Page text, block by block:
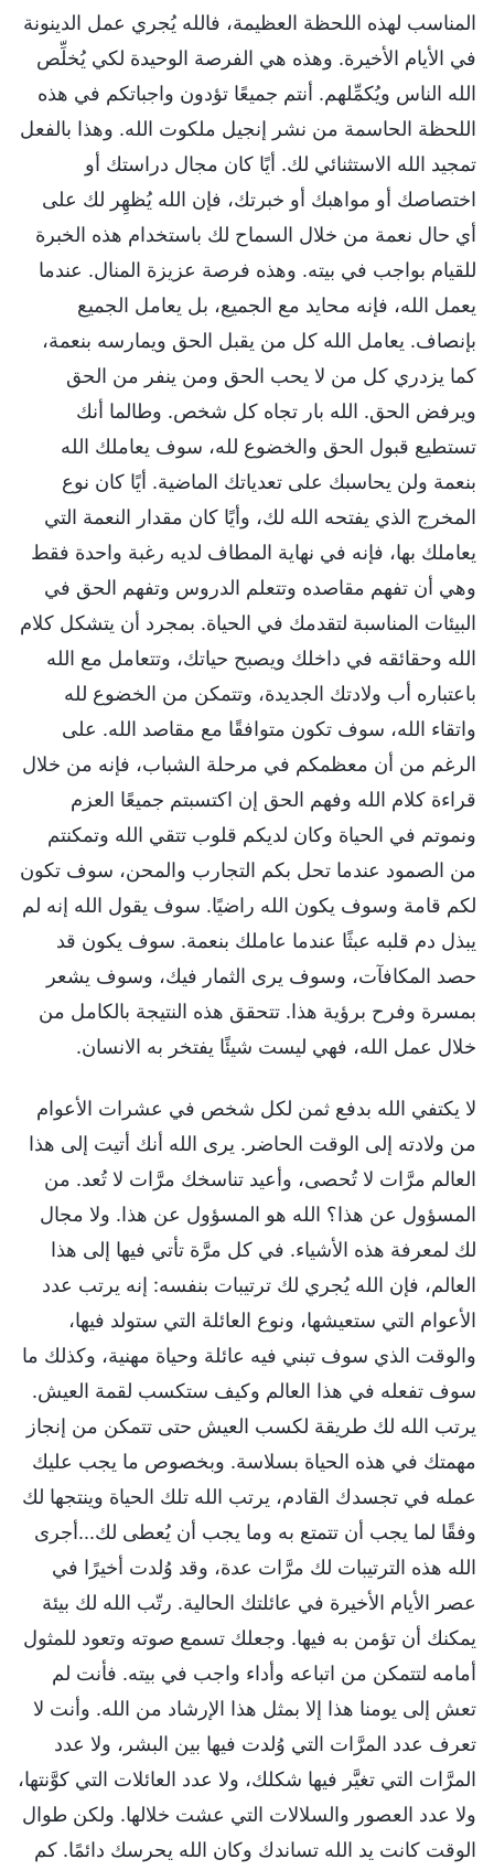
المناسب لهذه اللحظة العظيمة، فالله يُجري عمل الدينونة
في الأيام الأخيرة. وهذه هي الفرصة الوحيدة لكي يُخلِّص
الله الناس ويُكمِّلهم. أنتم جميعًا تؤدون واجباتكم في هذه
اللحظة الحاسمة من نشر إنجيل ملكوت الله. وهذا بالفعل
تمجيد الله الاستثنائي لك. أيًا كان مجال دراستك أو
اختصاصك أو مواهبك أو خبرتك، فإن الله يُظهِر لك على
أي حال نعمة من خلال السماح لك باستخدام هذه الخبرة
للقيام بواجب في بيته. وهذه فرصة عزيزة المنال. عندما
يعمل الله، فإنه محايد مع الجميع، بل يعامل الجميع
بإنصاف. يعامل الله كل من يقبل الحق ويمارسه بنعمة،
كما يزدري كل من لا يحب الحق ومن ينفر من الحق
ويرفض الحق. الله بار تجاه كل شخص. وطالما أنك
تستطيع قبول الحق والخضوع لله، سوف يعاملك الله
بنعمة ولن يحاسبك على تعدياتك الماضية. أيًا كان نوع
المخرج الذي يفتحه الله لك، وأيًا كان مقدار النعمة التي
يعاملك بها، فإنه في نهاية المطاف لديه رغبة واحدة فقط
وهي أن تفهم مقاصده وتتعلم الدروس وتفهم الحق في
البيئات المناسبة لتقدمك في الحياة. بمجرد أن يتشكل كلام
الله وحقائقه في داخلك ويصبح حياتك، وتتعامل مع الله
باعتباره أب ولادتك الجديدة، وتتمكن من الخضوع لله
واتقاء الله، سوف تكون متوافقًا مع مقاصد الله. على
الرغم من أن معظمكم في مرحلة الشباب، فإنه من خلال
قراءة كلام الله وفهم الحق إن اكتسبتم جميعًا العزم
ونموتم في الحياة وكان لديكم قلوب تتقي الله وتمكنتم
من الصمود عندما تحل بكم التجارب والمحن، سوف تكون
لكم قامة وسوف يكون الله راضيًا. سوف يقول الله إنه لم
يبذل دم قلبه عبثًا عندما عاملك بنعمة. سوف يكون قد
حصد المكافآت، وسوف يرى الثمار فيك، وسوف يشعر
بمسرة وفرح برؤية هذا. تتحقق هذه النتيجة بالكامل من
خلال عمل الله، فهي ليست شيئًا يفتخر به الانسان.
لا يكتفي الله بدفع ثمن لكل شخص في عشرات الأعوام
من ولادته إلى الوقت الحاضر. يرى الله أنك أتيت إلى هذا
العالم مرَّات لا تُحصى، وأعيد تناسخك مرَّات لا تُعد. من
المسؤول عن هذا؟ الله هو المسؤول عن هذا. ولا مجال
لك لمعرفة هذه الأشياء. في كل مرَّة تأتي فيها إلى هذا
العالم، فإن الله يُجري لك ترتيبات بنفسه: إنه يرتب عدد
الأعوام التي ستعيشها، ونوع العائلة التي ستولد فيها،
والوقت الذي سوف تبني فيه عائلة وحياة مهنية، وكذلك ما
سوف تفعله في هذا العالم وكيف ستكسب لقمة العيش.
يرتب الله لك طريقة لكسب العيش حتى تتمكن من إنجاز
مهمتك في هذه الحياة بسلاسة. وبخصوص ما يجب عليك
عمله في تجسدك القادم، يرتب الله تلك الحياة وينتجها لك
وفقًا لما يجب أن تتمتع به وما يجب أن يُعطى لك...أجرى
الله هذه الترتيبات لك مرَّات عدة، وقد وُلدت أخيرًا في
عصر الأيام الأخيرة في عائلتك الحالية. رتّب الله لك بيئة
يمكنك أن تؤمن به فيها. وجعلك تسمع صوته وتعود للمثول
أمامه لتتمكن من اتباعه وأداء واجب في بيته. فأنت لم
تعش إلى يومنا هذا إلا بمثل هذا الإرشاد من الله. وأنت لا
تعرف عدد المرَّات التي وُلدت فيها بين البشر، ولا عدد
المرَّات التي تغيَّر فيها شكلك، ولا عدد العائلات التي كوَّنتها،
ولا عدد العصور والسلالات التي عشت خلالها. ولكن طوال
الوقت كانت يد الله تساندك وكان الله يحرسك دائمًا. كم